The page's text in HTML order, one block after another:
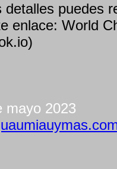
detalles puedes
enlace: World
mayo 2023